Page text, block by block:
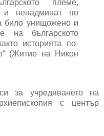
племе,
и ненадминат по
било унищожено и
на българското
историята по-
(Житие на Никон
за учредяването на
с център